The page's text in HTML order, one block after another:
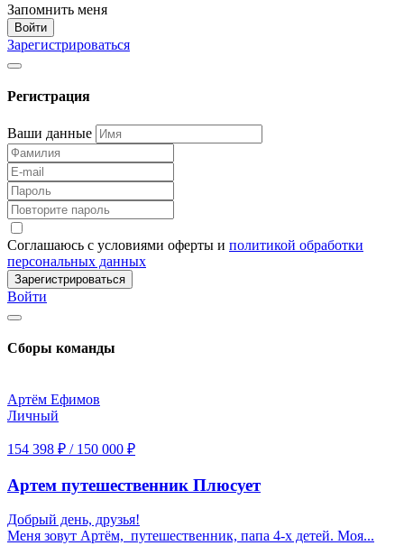
Запомнить меня
Войти
Зарегистрироваться
Регистрация
Ваши данные
Соглашаюсь с условиями оферты и политикой обработки
персональных данных
Зарегистрироваться
Войти
Сборы команды
Артём Ефимов
Личный
154 398 ₽ / 150 000 ₽
Артем путешественник Плюсует
Добрый день, друзья!
Меня зовут Артём, путешественник, папа 4-х детей. Моя...